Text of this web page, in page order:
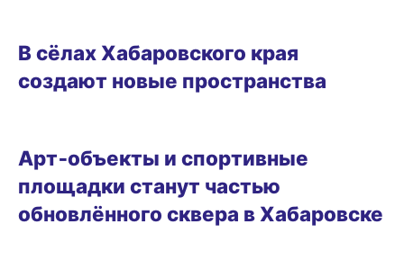
В сёлах Хабаровского края
создают новые пространства
Арт‑объекты и спортивные
площадки станут частью
обновлённого сквера в Хабаровске